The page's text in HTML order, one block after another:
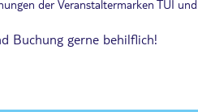
der Veranstaltermarken TUI
Buchung gerne behilflich!